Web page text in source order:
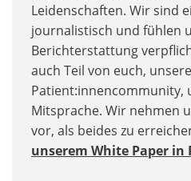
Leidenschaften. Wir sind
journalistisch und fühlen
Berichterstattung
auch Teil von euch,
Patient:innencommunity,
Mitsprache. Wir nehmen
vor, als beides zu
unserem White Paper in